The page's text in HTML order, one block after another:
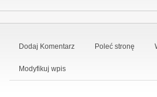
Dodaj Komentarz Poleć stronę
Modyfikuj wpis